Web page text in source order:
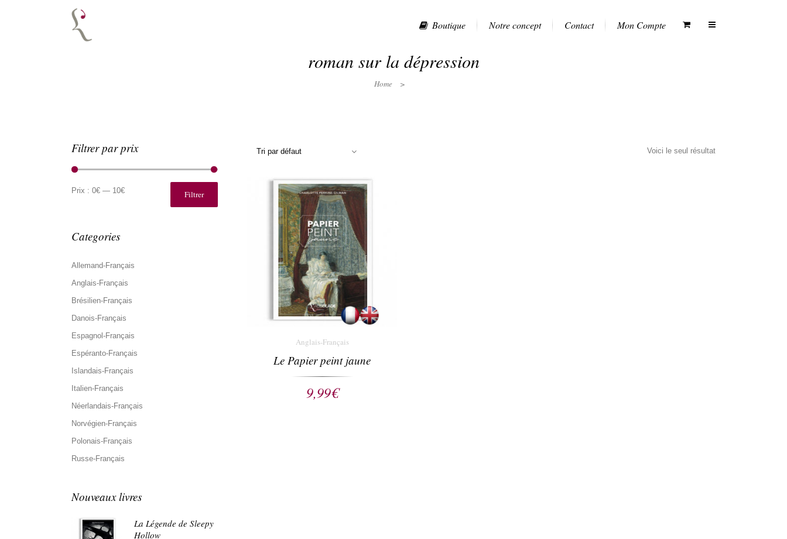
Boutique Notre concept Contact Mon Compte
roman sur la dépression
Home >
Filtrer par prix
min
max
Filtrer
Prix : 0€ — 10€
Categories
Allemand-Français
Anglais-Français
Brésilien-Français
Danois-Français
Espagnol-Français
Espéranto-Français
Islandais-Français
Italien-Français
Néerlandais-Français
Norvégien-Français
Polonais-Français
Russe-Français
Nouveaux livres
La Légende de Sleepy
Hollow
Voici le seul résultat
Tri par défaut
Anglais-Français
Le Papier peint jaune
9,99€